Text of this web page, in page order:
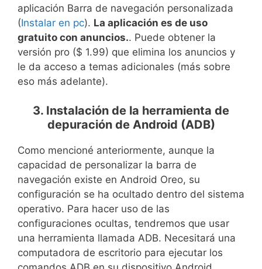
aplicación Barra de navegación personalizada
(Instalar en pc). La aplicación es de uso
gratuito con anuncios.. Puede obtener la
versión pro ($ 1.99) que elimina los anuncios y
le da acceso a temas adicionales (más sobre
eso más adelante).
3. Instalación de la herramienta de
depuración de Android (ADB)
Como mencioné anteriormente, aunque la
capacidad de personalizar la barra de
navegación existe en Android Oreo, su
configuración se ha ocultado dentro del sistema
operativo. Para hacer uso de las
configuraciones ocultas, tendremos que usar
una herramienta llamada ADB. Necesitará una
computadora de escritorio para ejecutar los